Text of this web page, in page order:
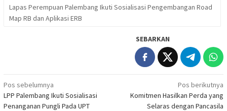
Lapas Perempuan Palembang Ikuti Sosialisasi Pengembangan Road
Map RB dan Aplikasi ERB
SEBARKAN
Navigasi
pos
Pos sebelumnya
LPP Palembang Ikuti Sosialisasi
Penanganan Pungli Pada UPT
Pos berikutnya
Komitmen Hasilkan Perda yang
Selaras dengan Pancasila